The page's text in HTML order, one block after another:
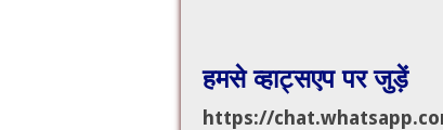
हमसे व्हाट्सएप पर जुड़ें
https://